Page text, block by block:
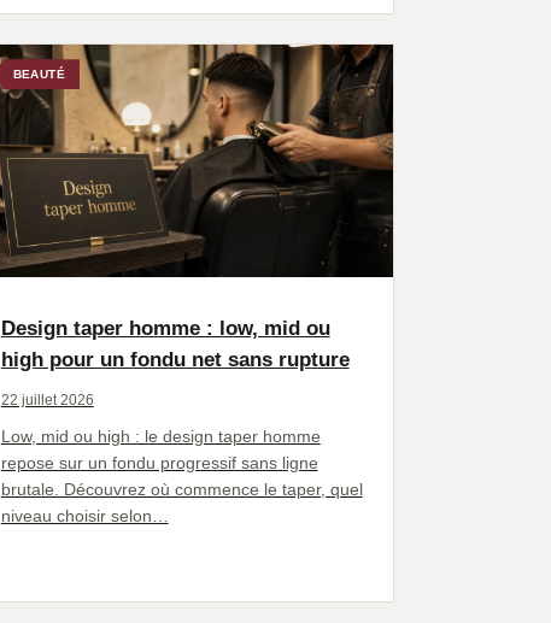
BEAUTÉ
Design taper homme : low, mid ou
high pour un fondu net sans rupture
22 juillet 2026
Low, mid ou high : le design taper homme
repose sur un fondu progressif sans ligne
brutale. Découvrez où commence le taper, quel
niveau choisir selon…